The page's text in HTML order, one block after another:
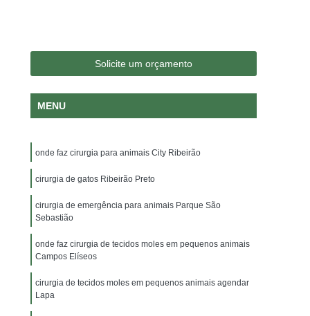
Consulta Veterinária para Gatos
Oftalmologista
Veterinário Gastroenterologista Sumaré
Nutrólogo
Veterinário Odontologista
Veterinário
Exame de Citologia em Cães
Veterinário
Jardim Irajá
Exame Veterinário Sumaré
Veterinários
para Animais
Solicite um orçamento
MENU
onde faz cirurgia para animais City Ribeirão
cirurgia de gatos Ribeirão Preto
cirurgia de emergência para animais Parque São
Sebastião
onde faz cirurgia de tecidos moles em pequenos animais
Campos Elíseos
cirurgia de tecidos moles em pequenos animais agendar
Lapa